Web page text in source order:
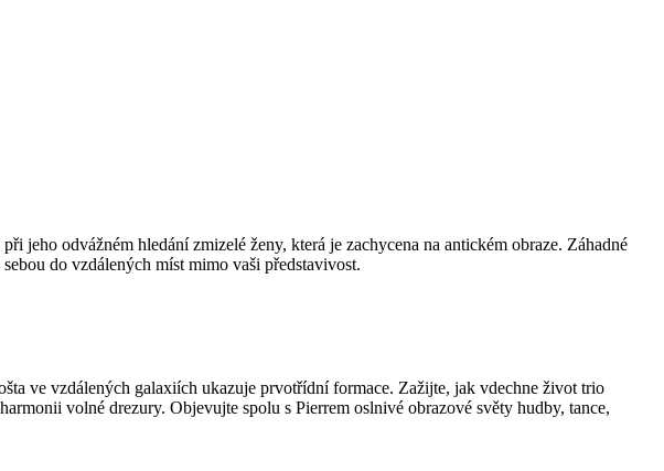
jeho odvážném hledání zmizelé ženy, která je zachycena na antickém obraze. Záhadné
do vzdálených míst mimo vaši představivost.
ve vzdálených galaxiích ukazuje prvotřídní formace. Zažijte, jak vdechne život trio
volné drezury. Objevujte spolu s Pierrem oslnivé obrazové světy hudby, tance,